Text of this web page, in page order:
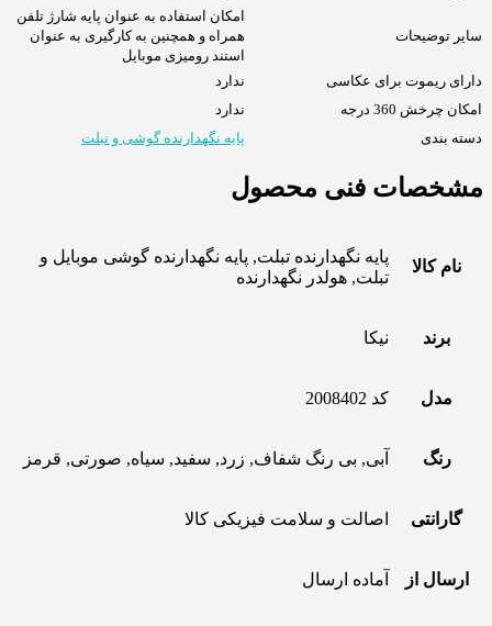
سایر توضیحات
امکان استفاده به عنوان پایه شارژ تلفن
همراه و همچنین به کارگیری به عنوان
استند رومیزی موبایل
دارای ریموت برای عکاسی
ندارد
امکان چرخش 360 درجه
ندارد
دسته بندی
پایه نگهدارنده گوشی و تبلت
مشخصات فنی محصول
نام کالا
پایه نگهدارنده تبلت, پایه نگهدارنده گوشی موبایل و
تبلت, هولدر نگهدارنده
برند نیکا
مدل کد 2008402
رنگ آبی, بی رنگ شفاف, زرد, سفید, سیاه, صورتی, قرمز
گارانتی اصالت و سلامت فیزیکی کالا
ارسال از آماده ارسال